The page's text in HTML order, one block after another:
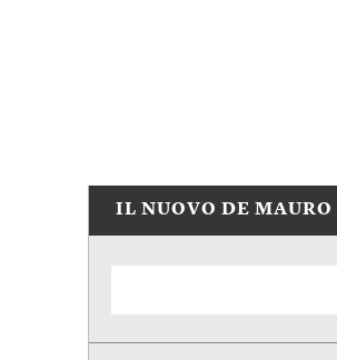
IL NUOVO DE MAURO